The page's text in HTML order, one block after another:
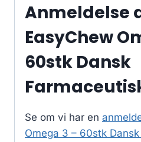
Anmeldelse
EasyChew
60stk Dansk
Se om vi har en
Omega 3 – 60stk